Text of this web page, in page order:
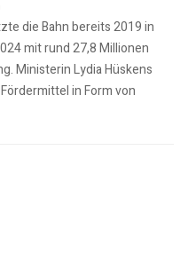
die Bahn bereits 2019 in
mit rund 27,8 Millionen
Ministerin Lydia Hüskens
in Form von
in der Stiftskirche St Servatii in
Weitere 45 Millionen Euro für